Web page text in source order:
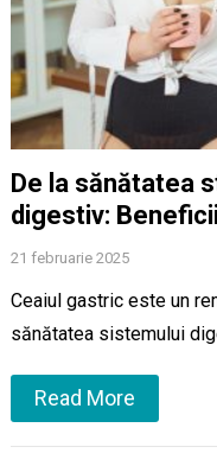
De la sănătatea
digestiv:
21 februarie 2025
Ceaiul gastric este un
sănătatea sistemului
Read More